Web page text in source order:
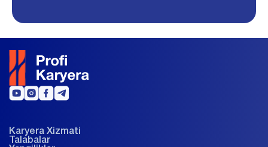
Karyera Xizmati
Talabalar